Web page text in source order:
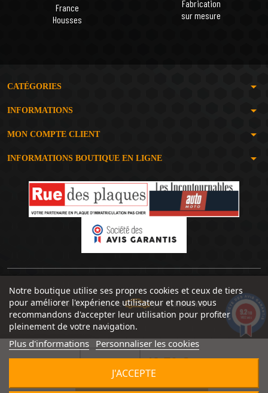
48,70 €
France
Housses
Fabrication
sur mesure
CATÉGORIES arrow_drop_down
INFORMATIONS arrow_drop_down
MON COMPTE CLIENT arrow_drop_down
INFORMATIONS BOUTIQUE EN LIGNE arrow_drop_down
Notre boutique utilise ses propres cookies et ceux de tiers
pour améliorer l'expérience utilisateur et nous vous
recommandons d'accepter leur utilisation pour profiter
pleinement de votre navigation.
Plus d'informations Personnaliser les cookies
J'ACCEPTE
Un site réalisé avec par SERIOUSWEB
9.2/10
1492 avis